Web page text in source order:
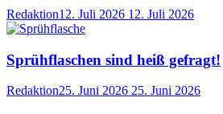
Redaktion12. Juli 2026 12. Juli 2026
Sprühflaschen sind heiß gefragt!
Redaktion25. Juni 2026 25. Juni 2026